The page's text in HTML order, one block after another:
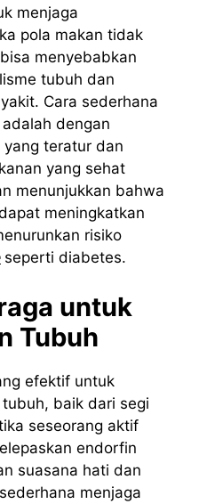
menjaga
pola makan tidak
menyebabkan
tubuh dan
Cara sederhana
dengan
teratur dan
yang sehat
menunjukkan bahwa
meningkatkan
risiko
seperti diabetes.
untuk
Tubuh
efektif untuk
baik dari segi
seseorang aktif
endorfin
suasana hati dan
menjaga